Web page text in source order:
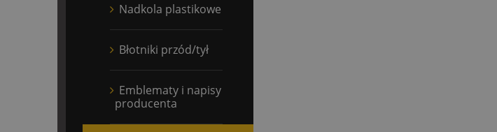
Nadkola plastikowe
Błotniki przód/tył
Emblematy i napisy
producenta